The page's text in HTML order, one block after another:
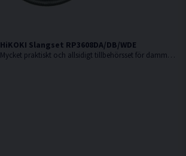
HiKOKI Slangset RP3608DA/DB/WDE
Mycket praktiskt och allsidigt tillbehörsset för dammsugare.